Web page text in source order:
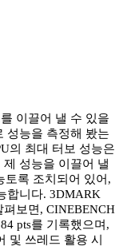
이끌어 낼 수 있을
성능을 측정해 봤는
의 최대 터보 성능은
성능을 이끌어 낼
토록 조치되어 있어,
합니다. 3DMARK
보면, CINEBENCH
pts를 기록했으며,
및 쓰레드 활용 시